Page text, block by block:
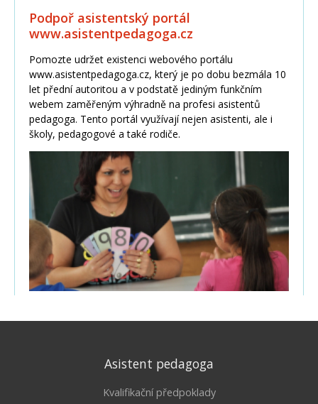
Asistent pedagoga
Kvalifikační předpoklady